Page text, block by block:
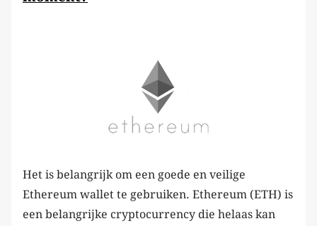
Het is belangrijk om een goede en veilige
Ethereum wallet te gebruiken. Ethereum (ETH) is
een belangrijke cryptocurrency die helaas kan